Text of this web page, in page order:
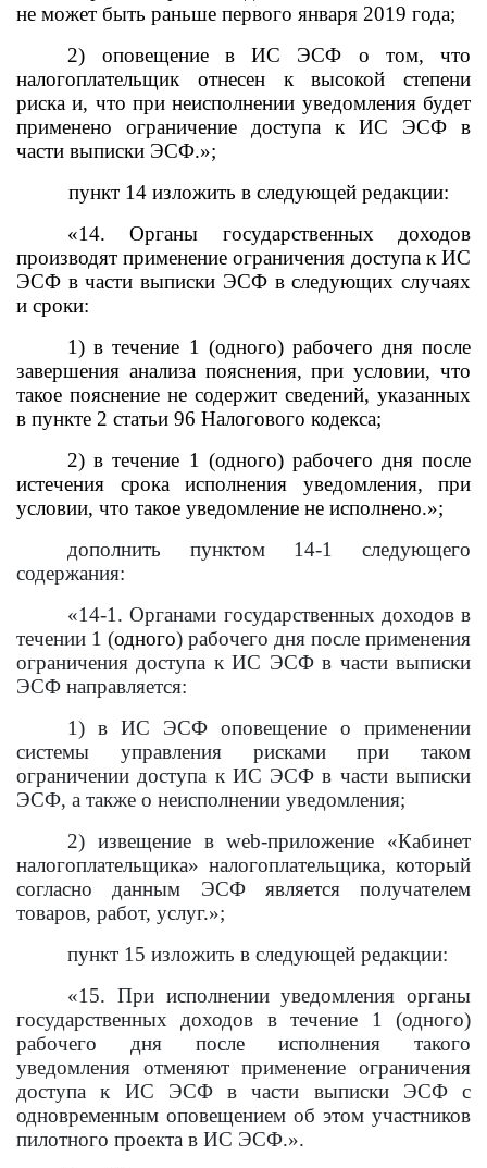
не может быть раньше первого января 2019 года;
2) оповещение в ИС ЭСФ о том, что
налогоплательщик отнесен к высокой степени
риска и, что при неисполнении уведомления будет
применено ограничение доступа к ИС ЭСФ в
части выписки ЭСФ.»;
пункт 14 изложить в следующей редакции:
«14. Органы государственных доходов
производят применение ограничения доступа к ИС
ЭСФ в части выписки ЭСФ в следующих случаях
и сроки:
1) в течение 1 (одного) рабочего дня после
завершения анализа пояснения, при условии, что
такое пояснение не содержит сведений, указанных
в пункте 2 статьи 96 Налогового кодекса;
2) в течение 1 (одного) рабочего дня после
истечения срока исполнения уведомления, при
условии, что такое уведомление не исполнено.»;
дополнить пунктом 14-1 следующего
содержания:
«14-1. Органами государственных доходов в
течении 1 (одного) рабочего дня после применения
ограничения доступа к ИС ЭСФ в части выписки
ЭСФ направляется:
1) в ИС ЭСФ оповещение о применении
системы управления рисками при таком
ограничении доступа к ИС ЭСФ в части выписки
ЭСФ, а также о неисполнении уведомления;
2) извещение в web-приложение «Кабинет
налогоплательщика» налогоплательщика, который
согласно данным ЭСФ является получателем
товаров, работ, услуг.»;
пункт 15 изложить в следующей редакции:
«15. При исполнении уведомления органы
государственных доходов в течение 1 (одного)
рабочего дня после исполнения такого
уведомления отменяют применение ограничения
доступа к ИС ЭСФ в части выписки ЭСФ с
одновременным оповещением об этом участников
пилотного проекта в ИС ЭСФ.».